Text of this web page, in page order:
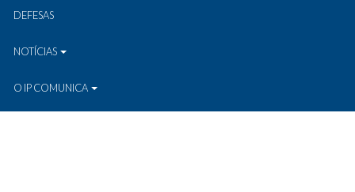
DEFESAS
NOTÍCIAS
O IP COMUNICA